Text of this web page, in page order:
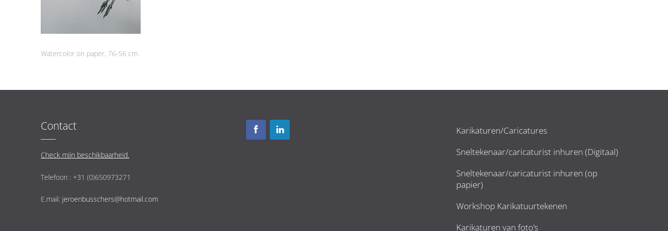
Watercolor on paper, 76-56 cm.
Contact
Check mijn beschikbaarheid.
Telefoon : +31 (0)650973271
E.mail: jeroenbusschers@hotmail.com
Karikaturen/Caricatures
Sneltekenaar/caricaturist inhuren (Digitaal)
Sneltekenaar/caricaturist inhuren (op
papier)
Workshop Karikatuurtekenen
Karikaturen van foto’s